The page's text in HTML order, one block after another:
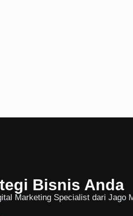
Bisnis Anda
Marketing Specialist dari Jago